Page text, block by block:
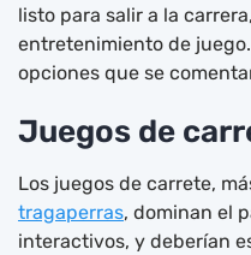
listo para salir a la
entretenimiento de
opciones que se
Juegos de
Los juegos de carrete,
tragaperras, dominan el
interactivos, y deberían